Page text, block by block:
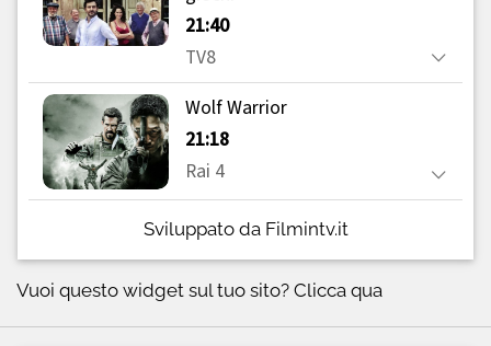
Sviluppato da Filmintv.it
Vuoi questo widget sul tuo sito? Clicca qua